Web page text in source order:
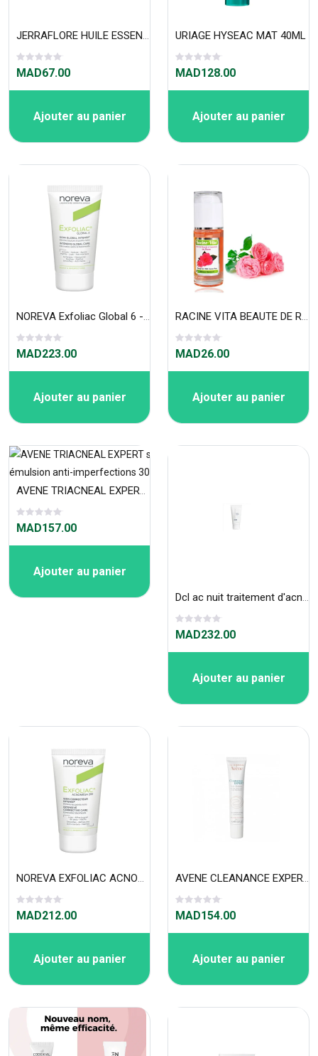
JERRAFLORE HUILE ESSENTIELLE DE TEA TREE 10ml
MAD67.00
Ajouter au panier
URIAGE HYSEAC MAT 40ML
MAD128.00
Ajouter au panier
NOREVA Exfoliac Global 6 - Soin Traitant Imprefections Sévères 30 ml
MAD223.00
Ajouter au panier
RACINE VITA BEAUTE DE ROSE 40 ML
MAD26.00
Ajouter au panier
AVENE TRIACNEAL EXPERT soin émulsion anti-imperfections 30 ml
MAD157.00
Ajouter au panier
Dcl ac nuit traitement d'acné 74 ml
MAD232.00
Ajouter au panier
NOREVA EXFOLIAC ACNOMEGA 200 30ML
MAD212.00
Ajouter au panier
AVENE CLEANANCE EXPERT SOIN-EMULSION IMPERFECTIONS LÉGÈRES À MODÉRÉES 40 ML
MAD154.00
Ajouter au panier